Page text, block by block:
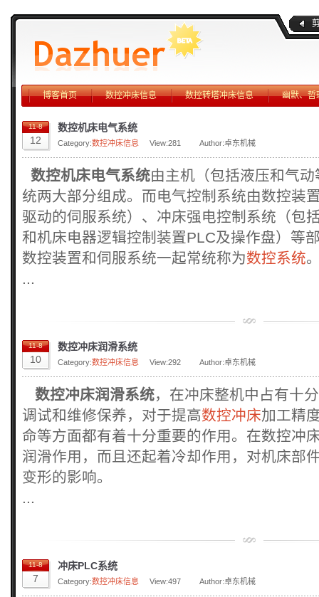
博客首页 数控冲床信息 数控转塔冲床信息 幽默、哲
11-8
12
数控机床电气系统
Category:数控冲床信息 View:281 Author:卓东机械
数控机床电气系统由主机（包括液压和气
统两大部分组成。而电气控制系统由数控装
驱动的伺服系统）、冲床强电控制系统（包
和机床电器逻辑控制装置PLC及操作盘）等
数控装置和伺服系统一起常统称为数控系统
...
11-8
10
数控冲床润滑系统
Category:数控冲床信息 View:292 Author:卓东机械
数控冲床润滑系统，在冲床整机中占有十
调试和维修保养，对于提高数控冲床加工精
命等方面都有着十分重要的作用。在数控冲
润滑作用，而且还起着冷却作用，对机床部
变形的影响。
...
11-8
7
冲床PLC系统
Category:数控冲床信息 View:497 Author:卓东机械